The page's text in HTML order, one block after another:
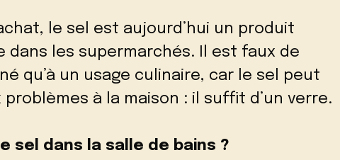
le sel est aujourd’hui un produit
dans les supermarchés. Il est faux de
qu’à un usage culinaire, car le sel peut
à la maison : il suffit d’un verre.
sel dans la salle de bains ?